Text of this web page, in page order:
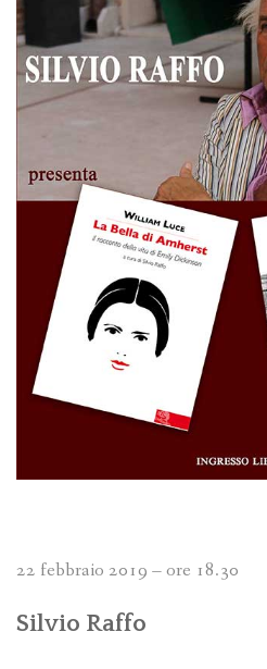
22 febbraio 2019 – ore 18.30
Silvio Raffo